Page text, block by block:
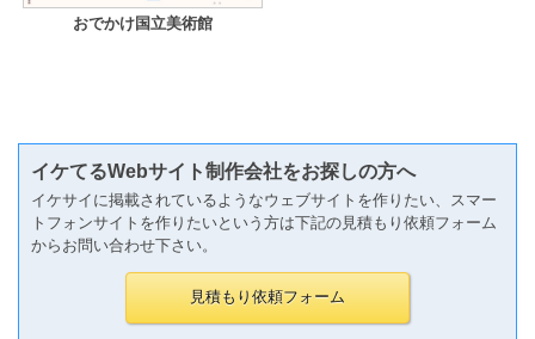
おでかけ国立美術館
イケてるWebサイト制作会社をお探しの方へ
イケサイに掲載されているようなウェブサイトを作りたい、スマー
トフォンサイトを作りたいという方は下記の見積もり依頼フォーム
からお問い合わせ下さい。